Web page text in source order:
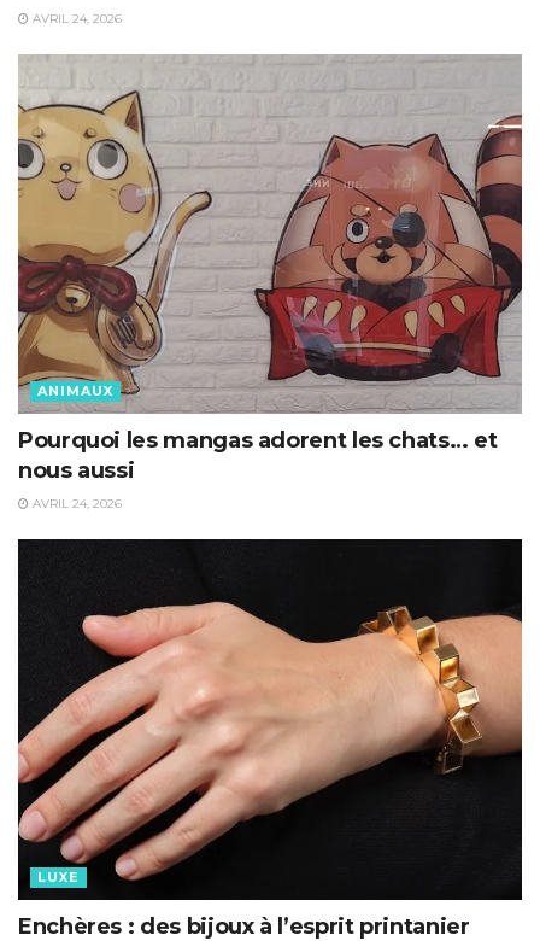
AVRIL 24, 2026
ANIMAUX
Pourquoi les mangas adorent les chats… et
nous aussi
AVRIL 24, 2026
LUXE
Enchères : des bijoux à l’esprit printanier